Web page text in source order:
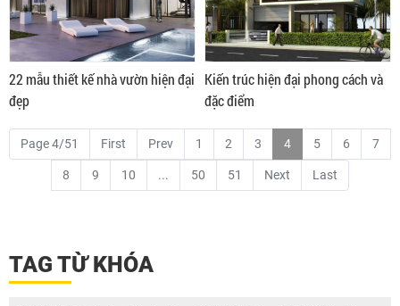
22 mẫu thiết kế nhà vườn hiện đại
đẹp
Kiến trúc hiện đại phong cách và
đặc điểm
Page 4/51 First Prev 1 2 3 4 5 6 7
8 9 10 ... 50 51 Next Last
TAG TỪ KHÓA